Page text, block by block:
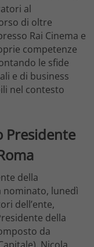
al
di oltre
Rai Cinema e
competenze
le sfide
e di business
nel contesto
Presidente
della
nominato, lunedì
dell’ente,
della
da